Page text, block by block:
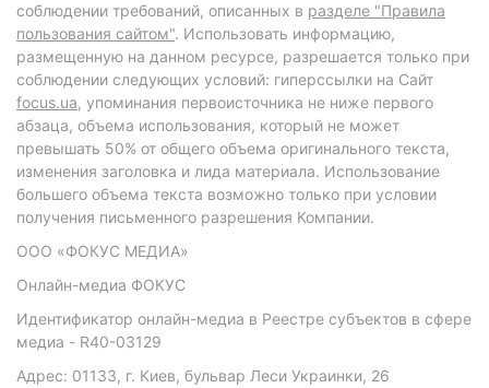
соблюдении требований, описанных в разделе "Правила
пользования сайтом". Использовать информацию,
размещенную на данном ресурсе, разрешается только при
соблюдении следующих условий: гиперссылки на Сайт
focus.ua, упоминания первоисточника не ниже первого
абзаца, объема использования, который не может
превышать 50% от общего объема оригинального текста,
изменения заголовка и лида материала. Использование
большего объема текста возможно только при условии
получения письменного разрешения Компании.
ООО «ФОКУС МЕДИА»
Онлайн-медиа ФОКУС
Идентификатор онлайн-медиа в Реестре субъектов в сфере
медиа - R40-03129
Адрес: 01133, г. Киев, бульвар Леси Украинки, 26